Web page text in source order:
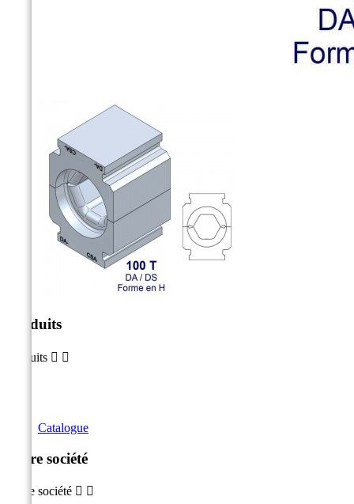
Produits
Produits  
Catalogue
Notre société
Notre société  